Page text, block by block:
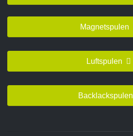
Magnetspulen
Luftspulen
Backlackspulen